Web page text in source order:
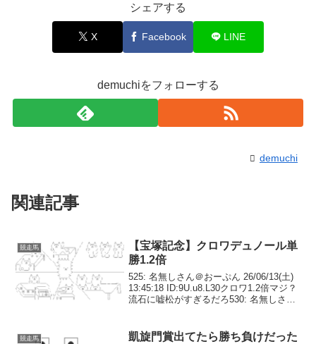
シェアする
X Facebook LINE
demuchiをフォローする
demuchi
関連記事
競走馬
【宝塚記念】クロワデュノール単
勝1.2倍
525: 名無しさん＠おーぷん 26/06/13(土)
13:45:18 ID:9U.u8.L30クロワ1.2倍マジ？
流石に嘘松がすぎるだろ530: 名無しさん
競走馬
凱旋門賞出てたら勝ち負けだった